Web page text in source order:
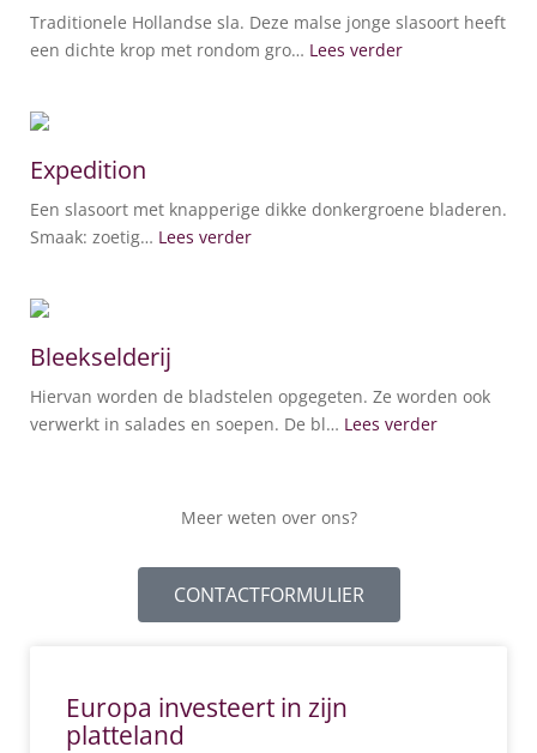
Traditionele Hollandse sla. Deze malse jonge slasoort heeft
een dichte krop met rondom gro… Lees verder
Expedition
Een slasoort met knapperige dikke donkergroene bladeren.
Smaak: zoetig… Lees verder
Bleekselderij
Hiervan worden de bladstelen opgegeten. Ze worden ook
verwerkt in salades en soepen. De bl… Lees verder
Meer weten over ons?
CONTACTFORMULIER
Europa investeert in zijn
platteland